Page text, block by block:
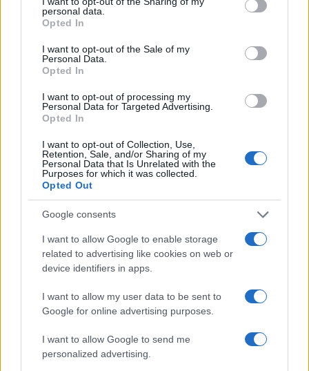
grant or deny consent to Google and its third-party tags to
use your data for below specified purposes in below Google
consent section.
personal data.
Opted In
I want to opt-out of the Sale of my
Personal Data.
Opted In
I want to opt-out of processing my
Personal Data for Targeted Advertising.
Opted In
I want to opt-out of Collection, Use,
Retention, Sale, and/or Sharing of my
Personal Data that Is Unrelated with the
Purposes for which it was collected.
Opted Out
Google consents
I want to allow Google to enable storage
related to advertising like cookies on web or
device identifiers in apps.
I want to allow my user data to be sent to
Google for online advertising purposes.
I want to allow Google to send me
personalized advertising.
VER MAIS
EFAFLU UK
The commerce ministry is in favour of hiking import duty on
aluminium with a view to support domestic manufacturers, …